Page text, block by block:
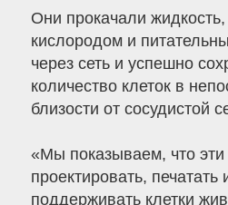
Они прокачали
кислородом и
через сеть и успешно
количество клеток в
близости от сосудистой
«Мы показываем, что
проектировать, печатать
поддерживать клетки